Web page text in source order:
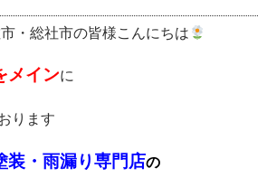
・総社市の皆様こんにちは
メインに
ります
装・雨漏り専門店の